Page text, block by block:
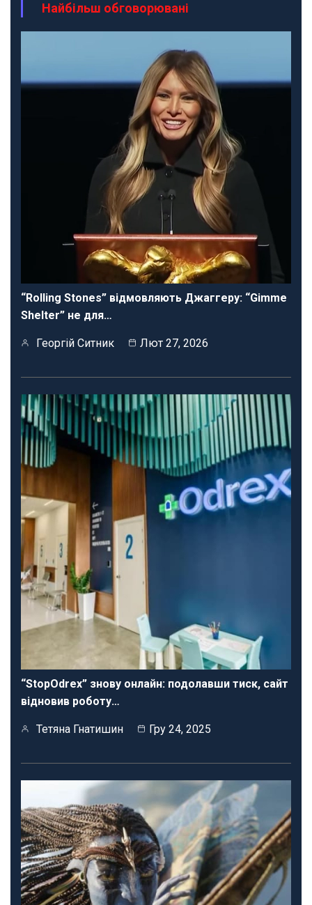
Найбільш обговорювані
“Rolling Stones” відмовляють Джаггеру: “Gimme
Shelter” не для…
Георгій Ситник Лют 27, 2026
“StopOdrex” знову онлайн: подолавши тиск, сайт
відновив роботу…
Тетяна Гнатишин Гру 24, 2025